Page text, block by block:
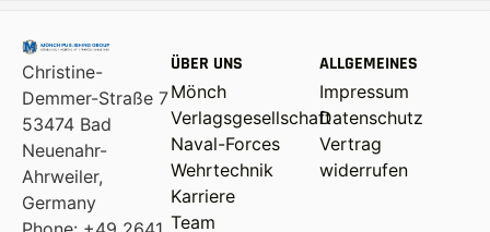
Christine-
Demmer-Straße 7
53474 Bad
Neuenahr-
Ahrweiler,
Germany
ÜBER UNS
Mönch
Verlagsgesellschaft
Naval-Forces
Wehrtechnik
Karriere
Team
ALLGEMEINES
Impressum
Datenschutz
Vertrag
widerrufen